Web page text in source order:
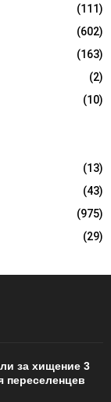
(111)
(602)
(163)
(2)
(10)
(13)
(43)
(975)
(29)
за хищение 3
переселенцев